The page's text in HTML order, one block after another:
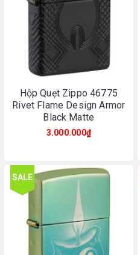
Hộp Quẹt Zippo 46775
Rivet Flame Design Armor
Black Matte
3.000.000₫
SALE